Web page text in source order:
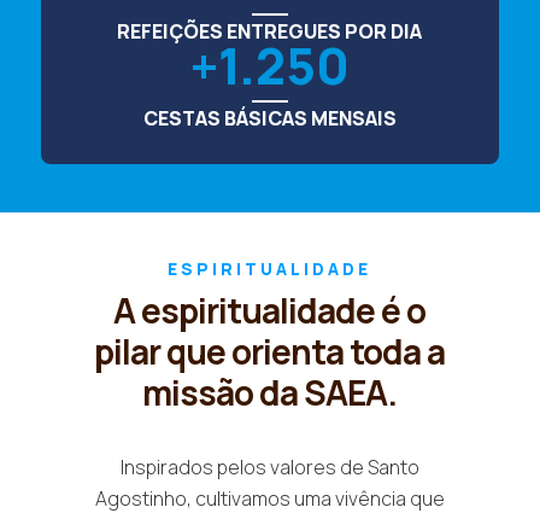
REFEIÇÕES ENTREGUES POR DIA
1.250
CESTAS BÁSICAS MENSAIS
ESPIRITUALIDADE
A espiritualidade é o
pilar que orienta toda a
missão da SAEA.
Inspirados pelos valores de Santo
Agostinho, cultivamos uma vivência que